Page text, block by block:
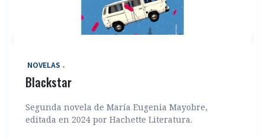
‎ NOVELAS
Blackstar
Segunda novela de María Eugenia Mayobre,
editada en 2024 por Hachette Literatura.